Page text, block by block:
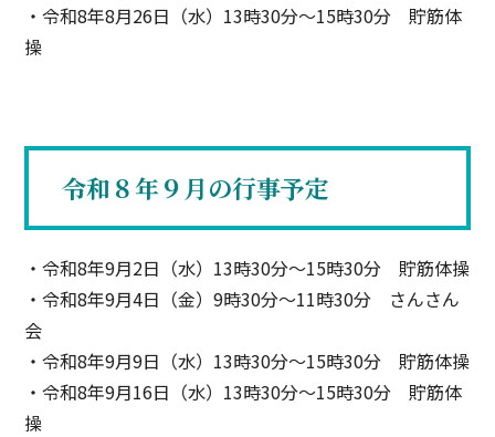
・令和8年8月26日（水）13時30分〜15時30分 貯筋体
操
令和８年９月の行事予定
・令和8年9月2日（水）13時30分〜15時30分 貯筋体操
・令和8年9月4日（金）9時30分〜11時30分 さんさん
会
・令和8年9月9日（水）13時30分〜15時30分 貯筋体操
・令和8年9月16日（水）13時30分〜15時30分 貯筋体
操